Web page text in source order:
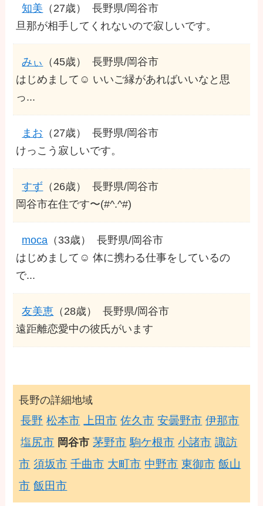
知美 （27歳）
長野県/岡谷市
旦那が相手してくれないので寂しいです。
みぃ （45歳）
長野県/岡谷市
はじめまして☺️ いいご縁があればいいなと思
っ...
まお （27歳）
長野県/岡谷市
けっこう寂しいです。
すず （26歳）
長野県/岡谷市
岡谷市在住です〜(#^.^#)
moca （33歳）
長野県/岡谷市
はじめまして☺️ 体に携わる仕事をしているの
で...
友美恵 （28歳）
長野県/岡谷市
遠距離恋愛中の彼氏がいます
長野の詳細地域
長野 松本市 上田市 佐久市 安曇野市 伊那市
塩尻市 岡谷市 茅野市 駒ケ根市 小諸市 諏訪
市 須坂市 千曲市 大町市 中野市 東御市 飯山
市 飯田市